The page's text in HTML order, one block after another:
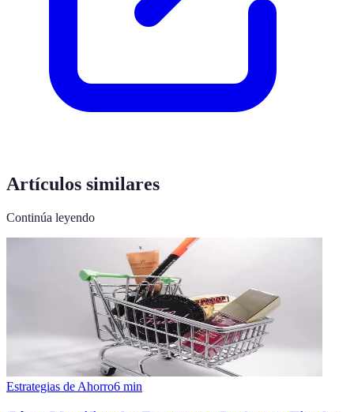
Artículos similares
Continúa leyendo
Estrategias de Ahorro6 min